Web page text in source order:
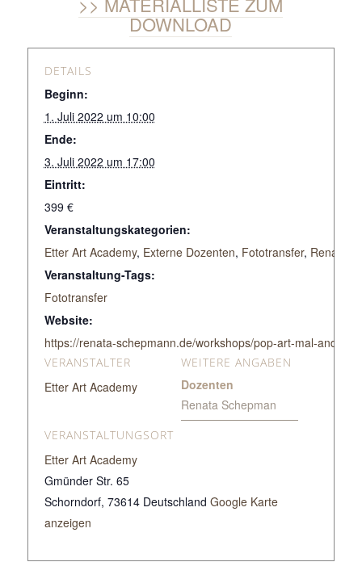
DOWNLOAD
DETAILS
Beginn:
1. Juli 2022 um 10:00
Ende:
3. Juli 2022 um 17:00
Eintritt:
399 €
Veranstaltungskategorien:
Etter Art Academy, Externe Dozenten, Fototransfer, Renata
Veranstaltung-Tags:
Fototransfer
Website:
https://renata-schepmann.de/workshops/pop-art-mal-anders-
VERANSTALTUNGSORT
Etter Art Academy
Gmünder Str. 65
Schorndorf, 73614 Deutschland Google Karte
anzeigen
VERANSTALTER
Etter Art Academy
WEITERE ANGABEN
Dozenten
Renata Schepman